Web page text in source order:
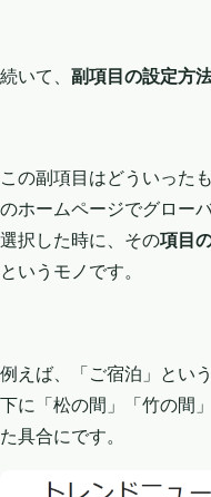
続いて、 副項目の設定方
この副項目はどういった
のホームページでグロー
選択した時に、その項目
というモノです。
例えば、「ご宿泊」とい
下に「松の間」「竹の間
た具合にです。